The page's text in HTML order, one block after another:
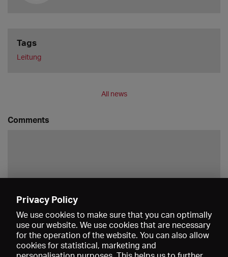
Tags
Leitung
All news
Comments
Privacy Policy
We use cookies to make sure that you can optimally
use our website. We use cookies that are necessary
for the operation of the website. You can also allow
cookies for statistical, marketing and